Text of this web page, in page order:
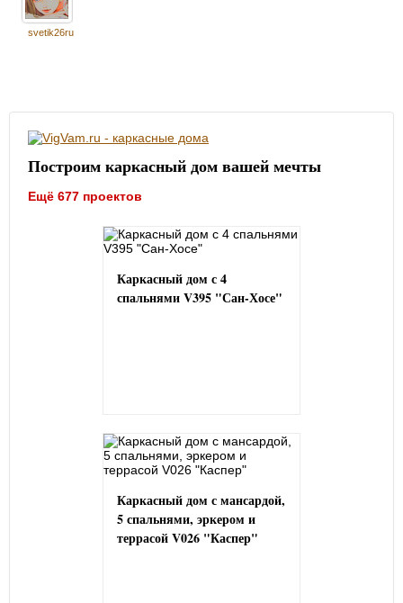
svetik26ru
Построим каркасный дом вашей мечты
Ещё 677 проектов
Каркасный дом с 4
спальнями V395 "Сан-Хосе"
Каркасный дом с мансардой,
5 спальнями, эркером и
террасой V026 "Каспер"